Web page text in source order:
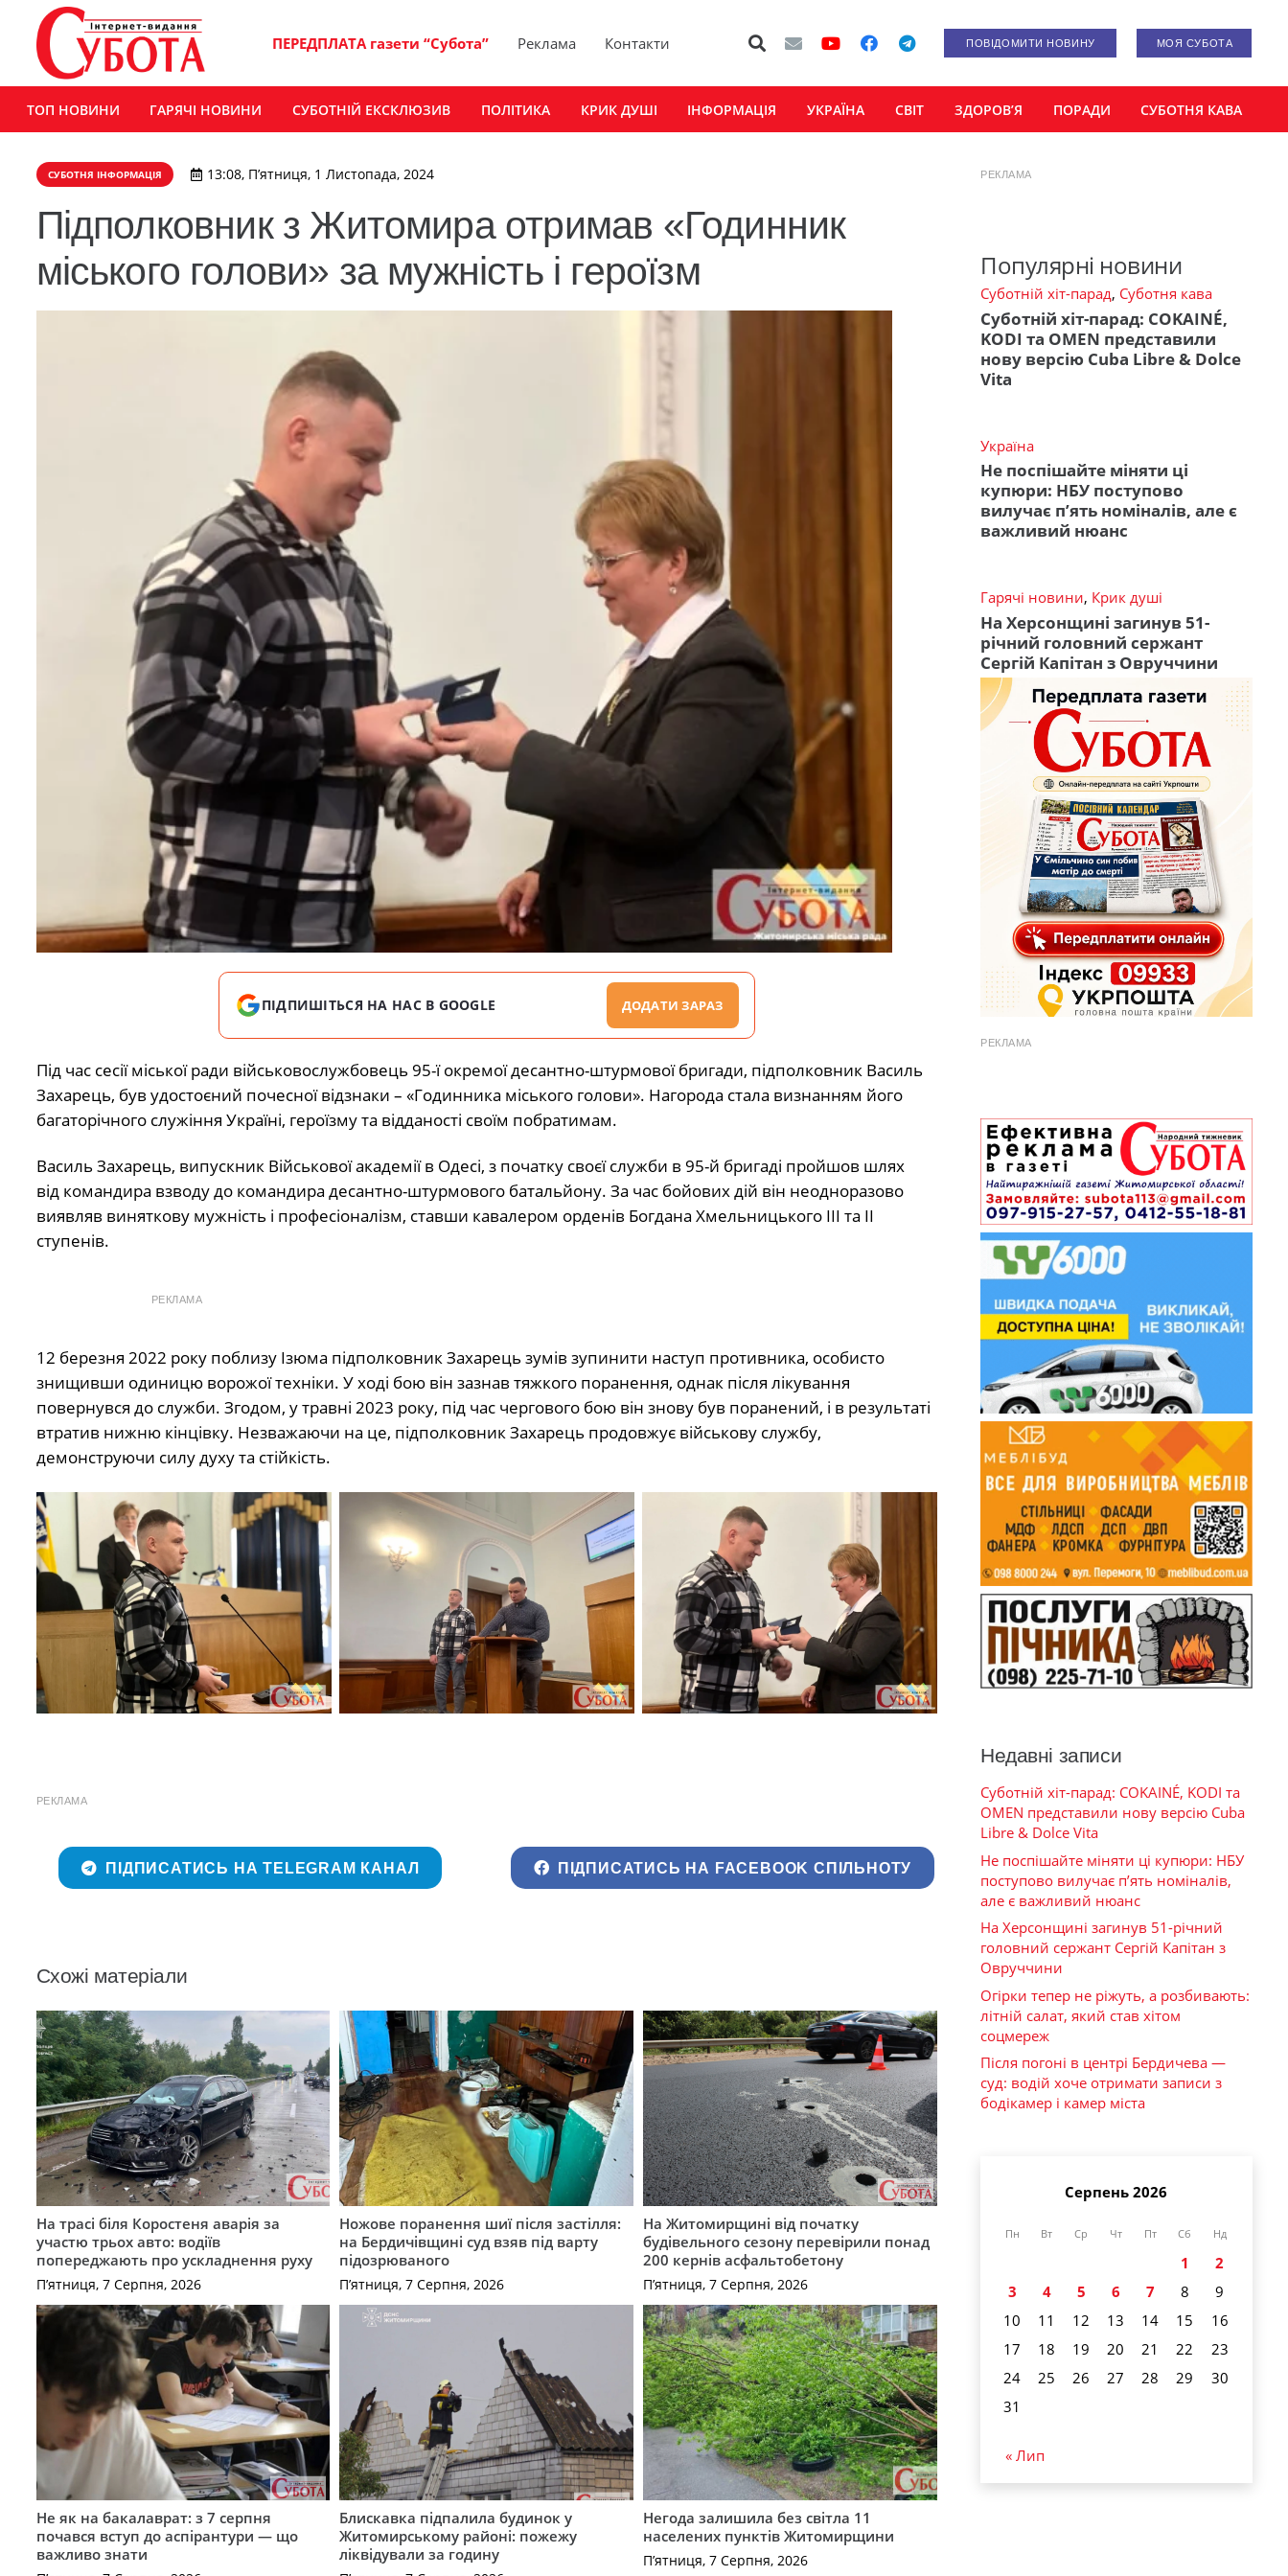
ПЕРЕДПЛАТА газети “Субота” Реклама Контакти ПОВІДОМИТИ НОВИНУ МОЯ СУБОТА
ТОП НОВИНИ ГАРЯЧІ НОВИНИ СУБОТНІЙ ЕКСКЛЮЗИВ ПОЛІТИКА КРИК ДУШІ ІНФОРМАЦІЯ УКРАЇНА СВІТ ЗДОРОВ’Я ПОРАДИ СУБОТНЯ КАВА
СУБОТНЯ ІНФОРМАЦІЯ 13:08, П’ятниця, 1 Листопада, 2024
Підполковник з Житомира отримав «Годинник
міського голови» за мужність і героїзм
ПІДПИШІТЬСЯ НА НАС В GOOGLE ДОДАТИ ЗАРАЗ
Під час сесії міської ради військовослужбовець 95-ї окремої десантно-штурмової бригади, підполковник Василь
Захарець, був удостоєний почесної відзнаки – «Годинника міського голови». Нагорода стала визнанням його
багаторічного служіння Україні, героїзму та відданості своїм побратимам.
Василь Захарець, випускник Військової академії в Одесі, з початку своєї служби в 95-й бригаді пройшов шлях
від командира взводу до командира десантно-штурмового батальйону. За час бойових дій він неодноразово
виявляв виняткову мужність і професіоналізм, ставши кавалером орденів Богдана Хмельницького III та II
ступенів.
РЕКЛАМА
12 березня 2022 року поблизу Ізюма підполковник Захарець зумів зупинити наступ противника, особисто
знищивши одиницю ворожої техніки. У ході бою він зазнав тяжкого поранення, однак після лікування
повернувся до служби. Згодом, у травні 2023 року, під час чергового бою він знову був поранений, і в результаті
втратив нижню кінцівку. Незважаючи на це, підполковник Захарець продовжує військову службу,
демонструючи силу духу та стійкість.
РЕКЛАМА
ПІДПИСАТИСЬ НА TELEGRAM КАНАЛ ПІДПИСАТИСЬ НА FACEBOOK СПІЛЬНОТУ
Схожі матеріали
На трасі біля Коростеня аварія за
участю трьох авто: водіїв
попереджають про ускладнення руху
П’ятниця, 7 Серпня, 2026
Ножове поранення шиї після застілля:
на Бердичівщині суд взяв під варту
підозрюваного
П’ятниця, 7 Серпня, 2026
На Житомирщині від початку
будівельного сезону перевірили понад
200 кернів асфальтобетону
П’ятниця, 7 Серпня, 2026
Не як на бакалаврат: з 7 серпня
почався вступ до аспірантури — що
важливо знати
Блискавка підпалила будинок у
Житомирському районі: пожежу
ліквідували за годину
Негода залишила без світла 11
населених пунктів Житомирщини
П’ятниця, 7 Серпня, 2026
РЕКЛАМА
Популярні новини
Суботній хіт-парад, Суботня кава
Суботній хіт-парад: COKAINÉ,
KODI та OMEN представили
нову версію Cuba Libre & Dolce
Vita
Україна
Не поспішайте міняти ці
купюри: НБУ поступово
вилучає п’ять номіналів, але є
важливий нюанс
Гарячі новини, Крик душі
На Херсонщині загинув 51-
річний головний сержант
Сергій Капітан з Овруччини
РЕКЛАМА
Недавні записи
Суботній хіт-парад: COKAINÉ, KODI та
OMEN представили нову версію Cuba
Libre & Dolce Vita
Не поспішайте міняти ці купюри: НБУ
поступово вилучає п’ять номіналів,
але є важливий нюанс
На Херсонщині загинув 51-річний
головний сержант Сергій Капітан з
Овруччини
Огірки тепер не ріжуть, а розбивають:
літній салат, який став хітом
соцмереж
Після погоні в центрі Бердичева —
суд: водій хоче отримати записи з
бодікамер і камер міста
Серпень 2026
Пн Вт Ср Чт Пт Сб Нд
1
2
3
4 5 6 7 8
9
10
11 12 13 14 15
16
17
18 19 20 21 22
23
24
25 26 27 28 29
30
31
« Лип